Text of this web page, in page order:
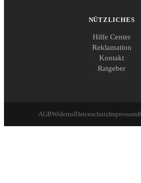
NÜTZLICHES
Hilfe Center
Reklamation
Kontakt
Ratgeber
AGBWiderrufDatenschutzImpressum